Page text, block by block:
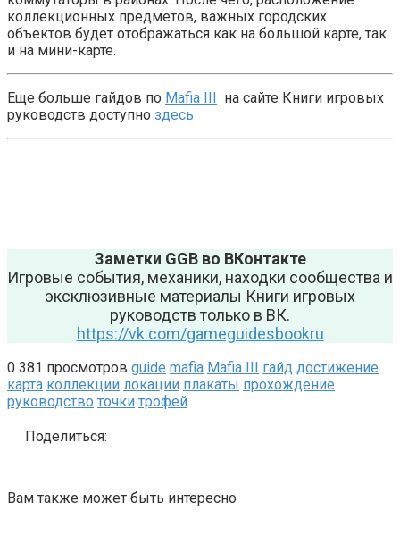
коллекционных предметов, важных городских
объектов будет отображаться как на большой карте, так
и на мини-карте.
Еще больше гайдов по Mafia III
на сайте Книги игровых
руководств доступно здесь
Заметки GGB во ВКонтакте
Игровые события, механики, находки сообщества и
эксклюзивные материалы Книги игровых
руководств только в ВК.
https://vk.com/gameguidesbookru
0 381 просмотров guide mafia Mafia III гайд достижение
карта коллекции локации плакаты прохождение
руководство точки трофей
Поделиться:
Вам также может быть интересно